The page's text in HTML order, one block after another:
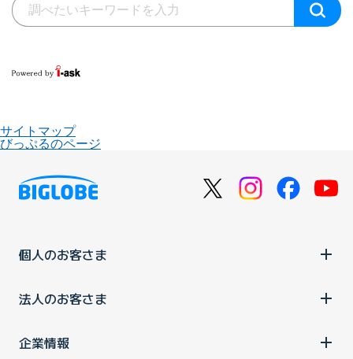
サイトマップ
びっぷるのページ
個人のお客さま
法人のお客さま
企業情報